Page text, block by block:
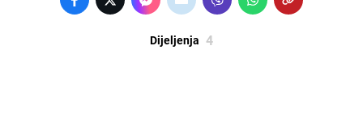
Dijeljenja 4